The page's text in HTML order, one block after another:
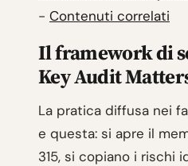
- Contenuti correlati
Il framework di
Key Audit
La pratica diffusa nei
e questa: si apre il
315, si copiano i rischi